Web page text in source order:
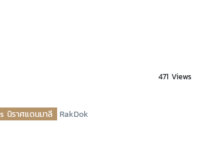
471 Views
นิราศแดนมาลี RakDok